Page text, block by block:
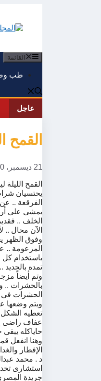
القائمة
طب
عاجل
ﺍﻟﻘﻤﺢ
21 ديسمبر، 2018 10
ﺍﻟﻘﻤﺢ
ﻳﺤﺘﺴﻴﺎﻥ
ﺍﻟﻔﺮﻗﻌﺔ ..
ﻳﻤﺸﻰ ﻋﻠﻰ
ﺍﻟﺨﻠﻒ ..
ﺍﻵﻥ ﻣﺤﺎﻝ ..
ﻭﻓﻮﻕ ﺍﻟﻈﻬﺮ
ﺍﻟﻤﺰﻋﻮﻣﺔ ..
ﺑﺎﺳﺘﺨﺪﺍﻡ ﻛﻞ
ﺗﻤﺪﻩ ﺑﺎﻟﺤﺪﻳﺪ ..
ﻭﺗﻢ ﺃﻳﻀﺎً
ﺑﺎﻟﺤﺸﺮﺍﺕ ..
ﺍﻟﺤﺸﺮﺍﺕ ﻓﻰ
ﻭﻳﺘﻢ ﻭﺿﻌﻬﺎ
ﺗﻌﻄﻴﻪ ﺍﻟﺸﻜﻞ
ﻋﻔﺎﻑ ﺭﺍﺿﻰ
ﺣﺎﻳﺎﻛﻠﻪ
ﻭﻫﻨﺎ ﺍﻧﻔﻌﻞ
ﺍﻹﻓﻄﺎﺭ
ﺩ . ﻣﺤﻤﺪ
ﺍﺳﺘﺸﺎﺭﻯ
ﺟﺮﻳﺪﺓ